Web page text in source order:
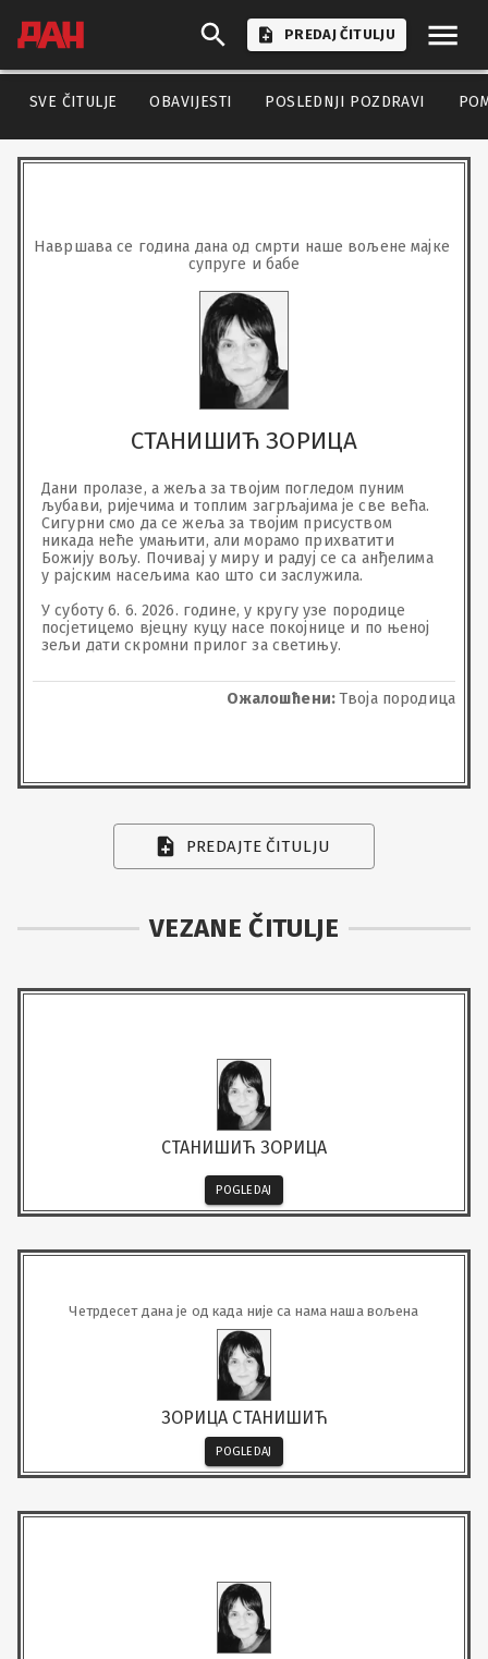
PREDAJ ČITULJU
SVE ČITULJE OBAVIJESTI POSLEDNJI POZDRAVI
Навршава се година дана од смрти наше вољене мајке
супруге и бабе
СТАНИШИЋ ЗОРИЦА
Дани пролазе, а жеља за твојим погледом пуним
љубави, ријечима и топлим загрљајима је све већа.
Сигурни смо да се жеља за твојим присуством
никада неће умањити, али морамо прихватити
Божију вољу. Почивај у миру и радуј се са анђелима
у рајским насељима као што си заслужила.
У суботу 6. 6. 2026. године, у кругу узе породице
посјетицемо вјецну куцу насе покојнице и по њеној
зељи дати скромни прилог за светињу.
Ожалошћени:Твоја породица
PREDAJTE ČITULJU
VEZANE ČITULJE
СТАНИШИЋ ЗОРИЦА
POGLEDAJ
Четрдесет дана је од када није са нама наша вољена
ЗОРИЦА СТАНИШИЋ
POGLEDAJ